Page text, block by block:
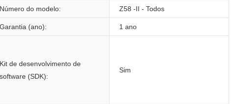
Número do modelo: Z58 -II - Todos
Garantia (ano): 1 ano
Kit de desenvolvimento de
software (SDK):
Sim